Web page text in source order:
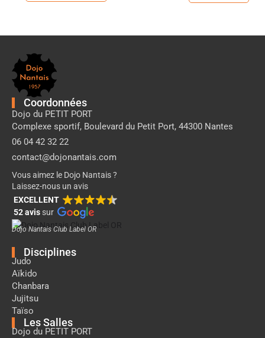
Pied
de
page
Dojo
Nantais
Coordonnées
Dojo du PETIT PORT
Complexe sportif, Boulevard du Petit Port, 44300 Nantes
06 04 42 32 22
contact@dojonantais.com
Vous aimez le Dojo Nantais ?
Laissez-nous un avis
EXCELLENT
52 avis sur
Dojo Nantais Club Label OR
Disciplines
Judo
Aïkido
Chanbara
Jujitsu
Taïso
Les Salles
Dojo du PETIT PORT